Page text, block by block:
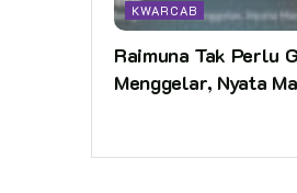
KWARCAB
Raimuna Tak Perlu
Menggelar, Nyata